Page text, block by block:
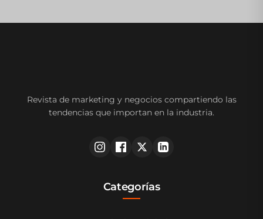
Revista de marketing y negocios compartiendo las
tendencias que importan en la industria.
Categorías